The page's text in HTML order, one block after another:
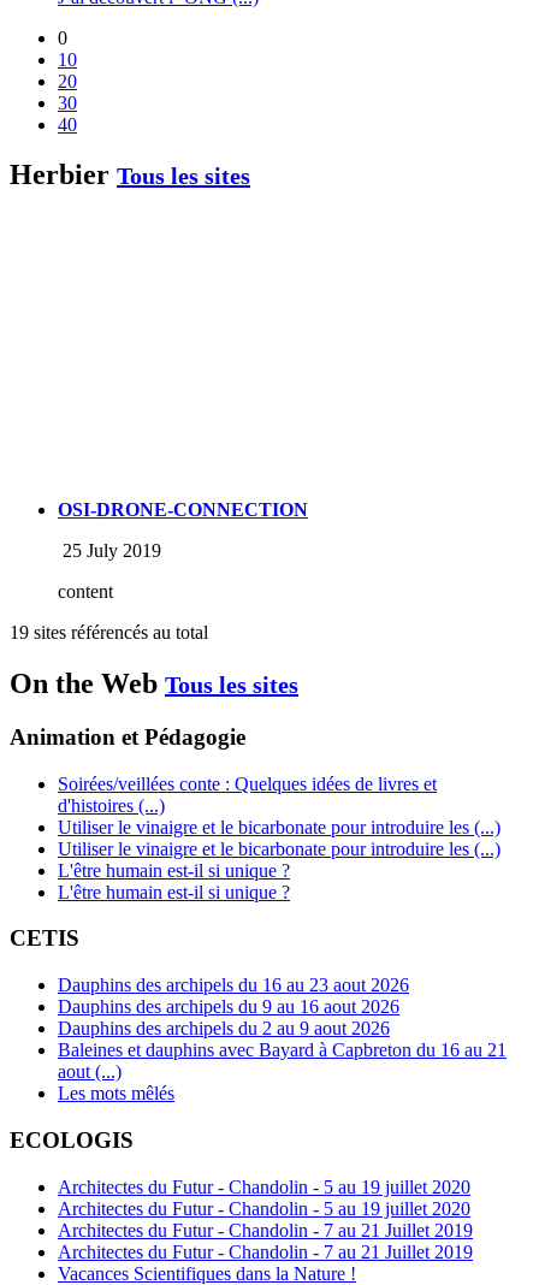
0
10
20
30
40
Herbier Tous les sites
OSI-DRONE-CONNECTION
25 July 2019
content
19 sites référencés au total
On the Web Tous les sites
Animation et Pédagogie
Soirées/veillées conte : Quelques idées de livres et
d'histoires (...)
Utiliser le vinaigre et le bicarbonate pour introduire les (...)
Utiliser le vinaigre et le bicarbonate pour introduire les (...)
L'être humain est-il si unique ?
L'être humain est-il si unique ?
CETIS
Dauphins des archipels du 16 au 23 aout 2026
Dauphins des archipels du 9 au 16 aout 2026
Dauphins des archipels du 2 au 9 aout 2026
Baleines et dauphins avec Bayard à Capbreton du 16 au 21
aout (...)
Les mots mêlés
ECOLOGIS
Architectes du Futur - Chandolin - 5 au 19 juillet 2020
Architectes du Futur - Chandolin - 5 au 19 juillet 2020
Architectes du Futur - Chandolin - 7 au 21 Juillet 2019
Architectes du Futur - Chandolin - 7 au 21 Juillet 2019
Vacances Scientifiques dans la Nature !